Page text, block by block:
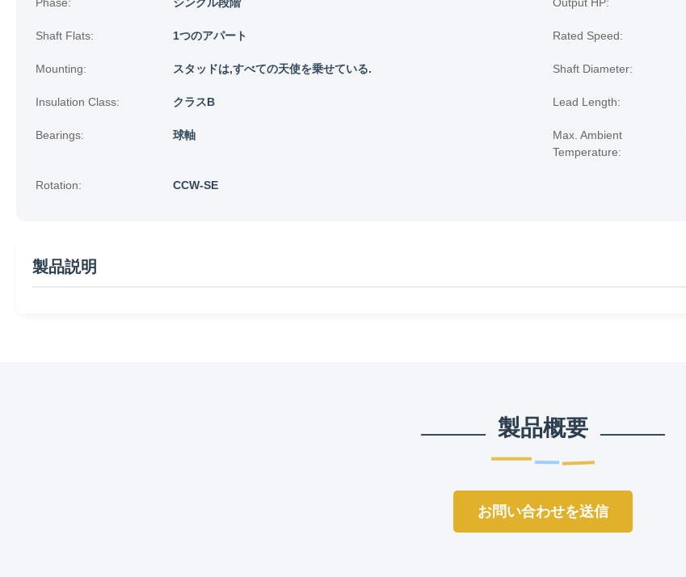
Shaft Flats: 1つのアパート Rated Speed:
Mounting: スタッドは,すべての天使を乗せている. Shaft Diameter:
Insulation Class: クラスB Lead Length:
Bearings: 球軸
Max. Ambient
Temperature:
Rotation: CCW-SE
製品説明
製品概要
お問い合わせを送信